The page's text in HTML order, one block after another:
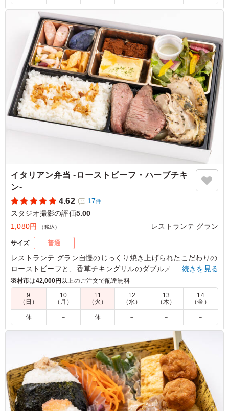
季節食材の炊き込みご飯は風味が良く柔らかいお米で、大
ぶりの燻製鯖も香ばしく食べ応えがありました。彩りやバ
ランスも良く、最後まで飽きずに美味しくいただけるお弁
当でした。
ご利用シーン：ロケ・撮影›スタジオ撮影
東京都渋谷区猿楽町2026/07/15
イタリアン弁当 -ローストビーフ・ハーブチキ
ン‐
4.62
17件
スタジオ撮影の評価5.00
1,080円
（税込） レストランテ グラン
サイズ 普通
レストランテ グラン自慢のじっくり焼き上げられたこだわりの
ローストビーフと、香草チキングリルのダブルメイン。厳選さ
れた12種類の副菜も魅力のお弁当です。
5.0
自家製ローストビーフと香り豊かな若鶏のハーブ焼きの組
み合わせは豪華で、女性陣に大人気でした。 彩り豊かな
副菜とともに目でも楽しめるお弁当でした。 全体的に上
品な味付けで美味しかったのですが、ローストビーフの味
付けがもう少しはっきりしていると、さらにお肉の満足感
が上がり嬉しいです。
ご利用シーン：ロケ・撮影›スタジオ撮影
東京都渋谷区恵比寿2026/07/27
…続きを見る
羽村市は42,000円 以上のご注文で配達無料
9
（日）
10
（月）
11
（火）
12
（水）
13
（木）
14
（金）
休 － 休 － － －